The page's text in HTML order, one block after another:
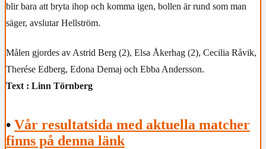
blir bara att bryta ihop och komma igen, bollen är rund som man
säger, avslutar Hellström.
Målen gjordes av Astrid Berg (2), Elsa Åkerhag (2), Cecilia Råvik,
Therése Edberg, Edona Demaj och Ebba Andersson.
Text : Linn Törnberg
• Vår resultatsida med aktuella matcher
finns på denna länk